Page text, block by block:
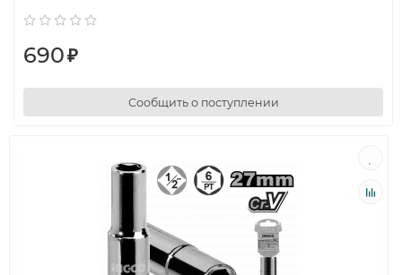
690₽
Сообщить о поступлении